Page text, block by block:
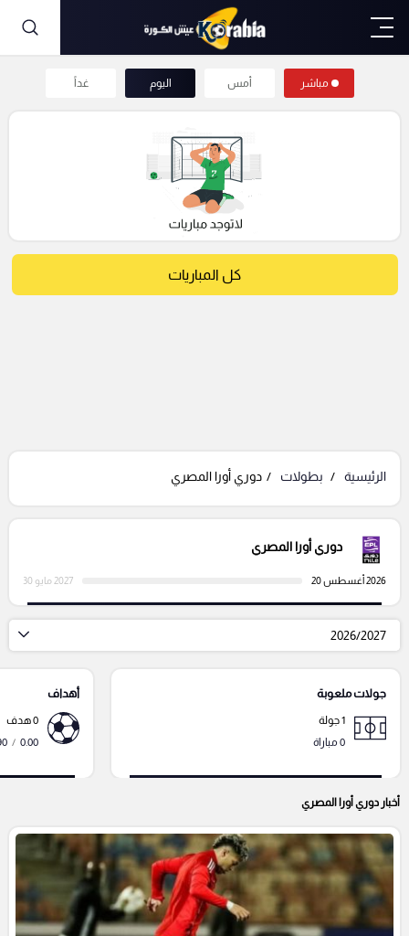
مباشر أمس اليوم غداً
كل المباريات
الرئيسية بطولات دوري أورا المصري
دوري أورا المصري
2026/2027
2026 أغسطس 20 2027 مايو 30
جولات ملعوبة
1 جولة
0 مباراة
أهداف
0 هدف
0.00
/
90
أخبار دوري أورا المصري